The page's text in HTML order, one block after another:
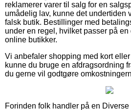
reklamerer varer til salg for en
umådelig lav, kunne det undertiden
falsk butik. Bestillinger med
under en regel, hvilket passer på
online butikker.
Vi anbefaler shopping med kort
kunne du bruge en afdragsordning
du gerne vil godtgøre
Forinden folk handler på en